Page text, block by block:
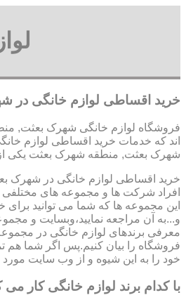
خرید اقساطی لوازم خانگی
فروشگاه لوازم خانگی شهرک بعثت,
اند که خدمات خرید اقساطی لوازم
شهرک بعثت, منطقه شهرک بعثت یکی از بهترین مراکز است.
خرید اقساطی لوازم خانگی در شهرک بعثت,منطقه شهرک
افراد شرکت ها و مجموعه های مختلفی
این مجموعه ها که شما می توانید
و...به آن مراجعه نمایید،وبسایت و
معرفی برندهای لوازم خانگی در
فروشگاه را بیان کنیم.پس اگر شما هم
خود را به این شیوه و از وب سایت مورد
با کدام برند لوازم خانگی کار می